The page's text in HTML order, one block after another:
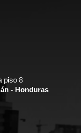
piso 8
- Honduras